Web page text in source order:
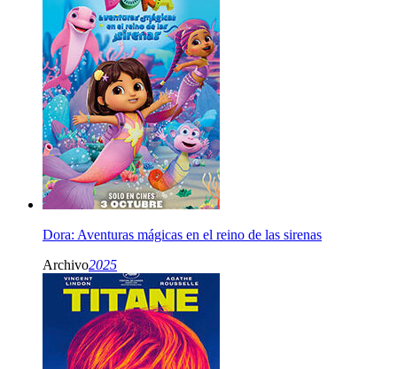
Dora: Aventuras mágicas en el reino de las sirenas
Archivo2025